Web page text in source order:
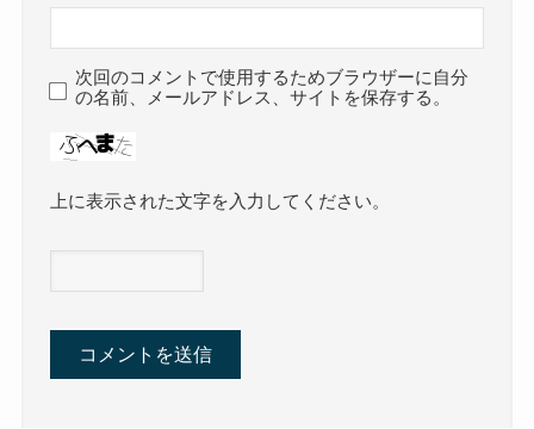
次回のコメントで使用するためブラウザーに自分
の名前、メールアドレス、サイトを保存する。
上に表示された文字を入力してください。